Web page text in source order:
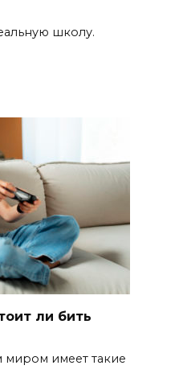
школу.
ли бить
миром имеет такие